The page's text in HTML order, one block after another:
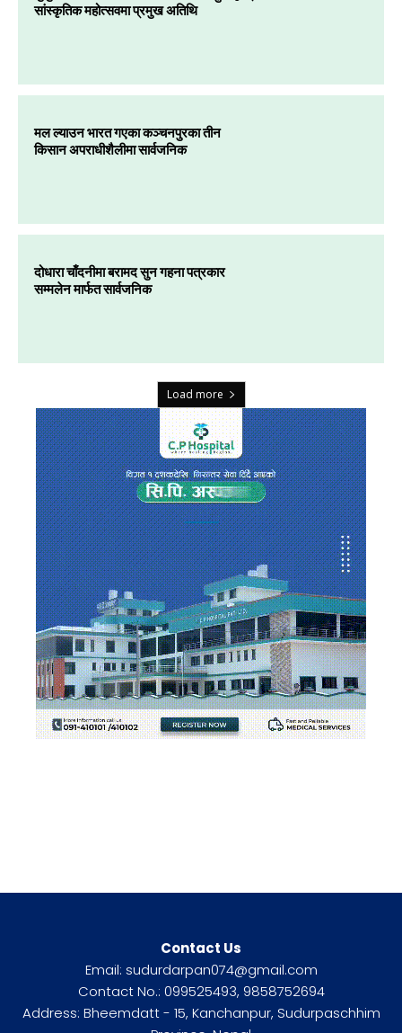
सांस्कृतिक महोत्सवमा प्रमुख अतिथि
मल ल्याउन भारत गएका कञ्चनपुरका तीन
किसान अपराधीशैलीमा सार्वजनिक
दोधारा चाँदनीमा बरामद सुन गहना पत्रकार
सम्मलेन मार्फत सार्वजनिक
Load more
Contact Us
Email: sudurdarpan074@gmail.com
Contact No.: 099525493, 9858752694
Address: Bheemdatt - 15, Kanchanpur, Sudurpaschhim